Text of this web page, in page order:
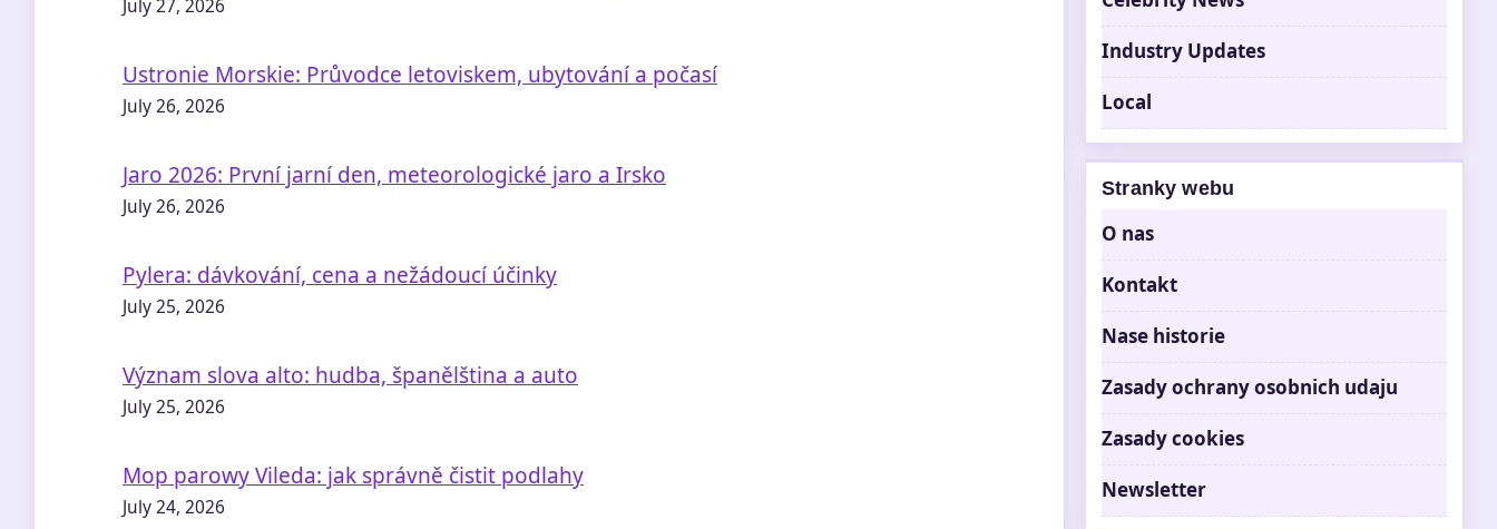
July 27, 2026
Ustronie Morskie: Průvodce letoviskem, ubytování a počasí
July 26, 2026
Jaro 2026: První jarní den, meteorologické jaro a Irsko
July 26, 2026
Pylera: dávkování, cena a nežádoucí účinky
July 25, 2026
Význam slova alto: hudba, španělština a auto
July 25, 2026
Mop parowy Vileda: jak správně čistit podlahy
July 24, 2026
Industry Updates
Local
Stranky webu
O nas
Kontakt
Nase historie
Zasady ochrany osobnich udaju
Zasady cookies
Newsletter